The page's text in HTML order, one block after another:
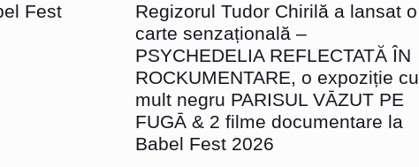
Fest
Regizorul Tudor Chirilă a lansat o
carte senzațională –
PSYCHEDELIA REFLECTATĂ ÎN
ROCKUMENTARE, o expoziție cu
mult negru PARISUL VĀZUT PE
FUGĀ & 2 filme documentare la
Babel Fest 2026